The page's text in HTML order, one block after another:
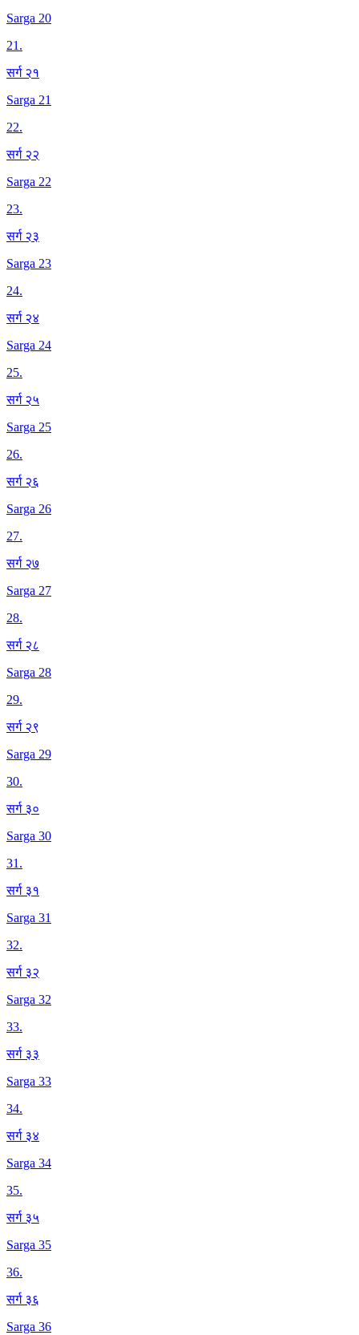
Sarga 20
21.
सर्ग २१
Sarga 21
22.
सर्ग २२
Sarga 22
23.
सर्ग २३
Sarga 23
24.
सर्ग २४
Sarga 24
25.
सर्ग २५
Sarga 25
26.
सर्ग २६
Sarga 26
27.
सर्ग २७
Sarga 27
28.
सर्ग २८
Sarga 28
29.
सर्ग २९
Sarga 29
30.
सर्ग ३०
Sarga 30
31.
सर्ग ३१
Sarga 31
32.
सर्ग ३२
Sarga 32
33.
सर्ग ३३
Sarga 33
34.
सर्ग ३४
Sarga 34
35.
सर्ग ३५
Sarga 35
36.
सर्ग ३६
Sarga 36